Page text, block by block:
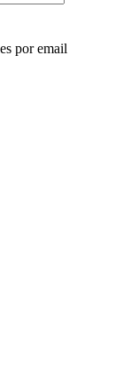
por email